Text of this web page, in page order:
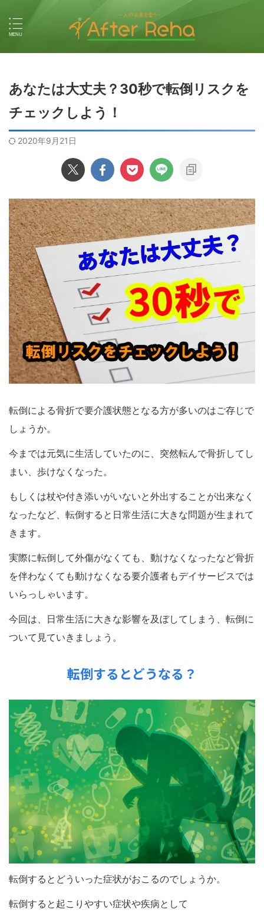
あなたは大丈夫？30秒で転倒リスクを
チェックしよう！
2020年9月21日
転倒による骨折で要介護状態となる方が多いのはご存じで
しょうか。
今までは元気に生活していたのに、突然転んで骨折してし
まい、歩けなくなった。
もしくは杖や付き添いがいないと外出することが出来なく
なったなど、転倒すると日常生活に大きな問題が生まれて
きます。
実際に転倒して外傷がなくても、動けなくなったなど骨折
を伴わなくても動けなくなる要介護者もデイサービスでは
いらっしゃいます。
今回は、日常生活に大きな影響を及ぼしてしまう、転倒に
ついて見ていきましょう。
転倒するとどうなる？
転倒するとどういった症状がおこるのでしょうか。
転倒すると起こりやすい症状や疾病として